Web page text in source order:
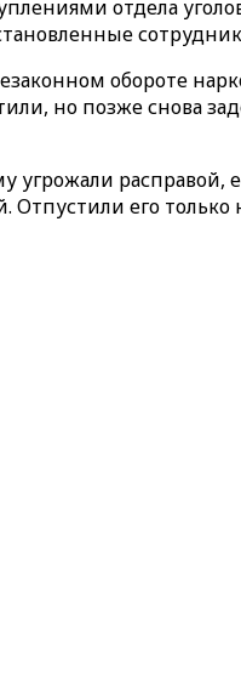
отдела
обороте
но позже снова
расправой,
Отпустили его